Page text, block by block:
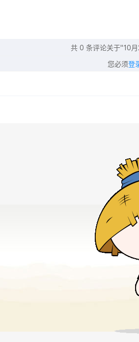
共 0 条评论关于"10
您必须登